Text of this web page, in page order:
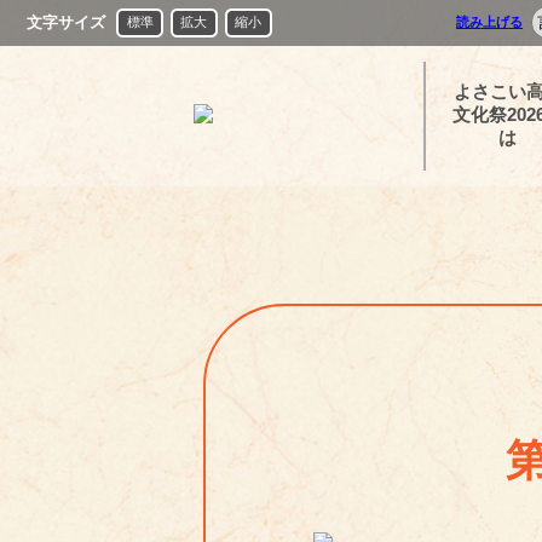
文字サイズ 標準 拡大 縮小 読み上げる
よさこい
文化祭
は